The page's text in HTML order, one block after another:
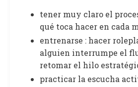
tener muy claro el
qué toca hacer en cada
entrenarse : hacer
alguien interrumpe el
retomar el hilo
practicar la escucha